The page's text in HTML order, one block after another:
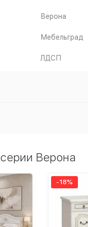
Верона
Мебельград
ЛДСП
Верона
-18%